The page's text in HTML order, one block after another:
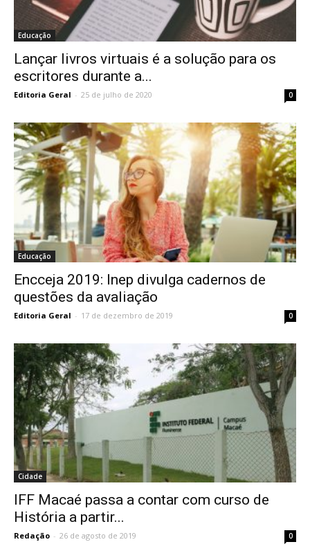
Educação
Lançar livros virtuais é a solução para os
escritores durante a...
Editoria Geral - 25 de julho de 2020 0
Educação
Encceja 2019: Inep divulga cadernos de
questões da avaliação
Editoria Geral - 17 de dezembro de 2019 0
Cidade
IFF Macaé passa a contar com curso de
História a partir...
Redação - 26 de agosto de 2019 0